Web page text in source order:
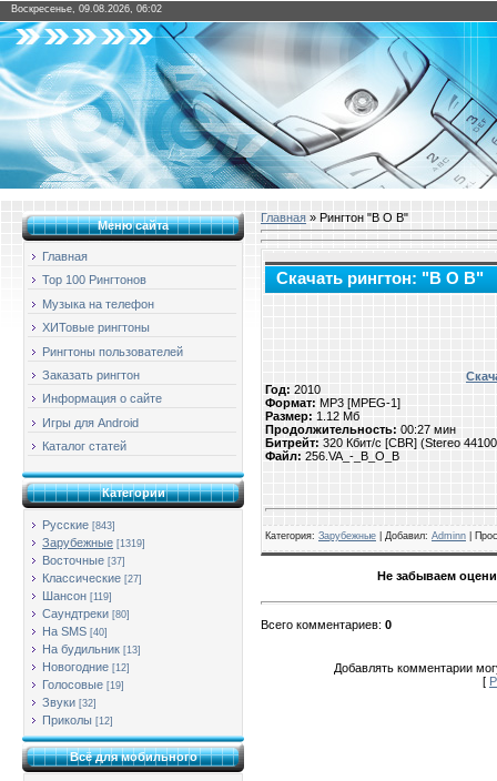
Воскресенье, 09.08.2026, 06:02
Меню сайта
Главная
Top 100 Рингтонов
Музыка на телефон
ХИТовые рингтоны
Рингтоны пользователей
Заказать рингтон
Информация о сайте
Игры для Android
Каталог статей
Категории
Русские [843]
Зарубежные [1319]
Восточные [37]
Классические [27]
Шансон [119]
Саундтреки [80]
На SMS [40]
На будильник [13]
Новогодние [12]
Голосовые [19]
Звуки [32]
Приколы [12]
Всё для мобильного
Главная » Рингтон "B O B"
Скачать рингтон: "B O B"
Год: 2010
Формат: MP3 [MPEG-1]
Размер: 1.12 Мб
Продолжительность: 00:27 мин
Битрейт: 320 Кбит/с [CBR] (Stereo
Файл: 256.VA_-_B_O_B
Категория: Зарубежные | Добавил: Adminn
Не забываем
Всего комментариев: 0
Добавлять комментарии
[